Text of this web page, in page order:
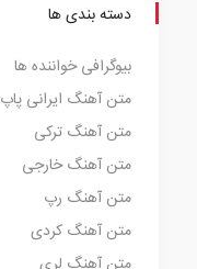
دسته بندی ها
بیوگرافی خواننده ها
متن آهنگ ایرانی پاپ
متن آهنگ ترکی
متن آهنگ خارجی
متن آهنگ رپ
متن آهنگ کردی